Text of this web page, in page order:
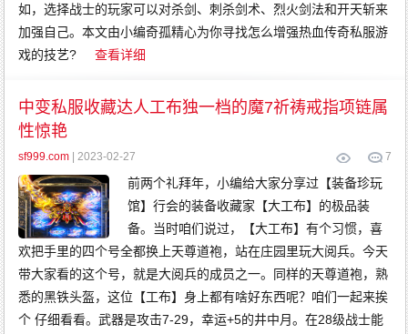
如，选择战士的玩家可以对杀剑、刺杀剑术、烈火剑法和开天斩来
加强自己。本文由小编奇孤精心为你寻找怎么增强热血传奇私服游
戏的技艺?
查看详细
中变私服收藏达人工布独一档的魔7祈祷戒指项链属
性惊艳
7
sf999.com | 2023-02-27
前两个礼拜年，小编给大家分享过【装备珍玩
馆】行会的装备收藏家【大工布】的极品装
备。当时咱们说过，【大工布】有个习惯，喜
欢把手里的四个号全都换上天尊道袍，站在庄园里玩大阅兵。今天
带大家看的这个号，就是大阅兵的成员之一。同样的天尊道袍，熟
悉的黑铁头盔，这位【工布】身上都有啥好东西呢？咱们一起来挨
个 仔细看看。武器是攻击7-29，幸运+5的井中月。在28级战士能